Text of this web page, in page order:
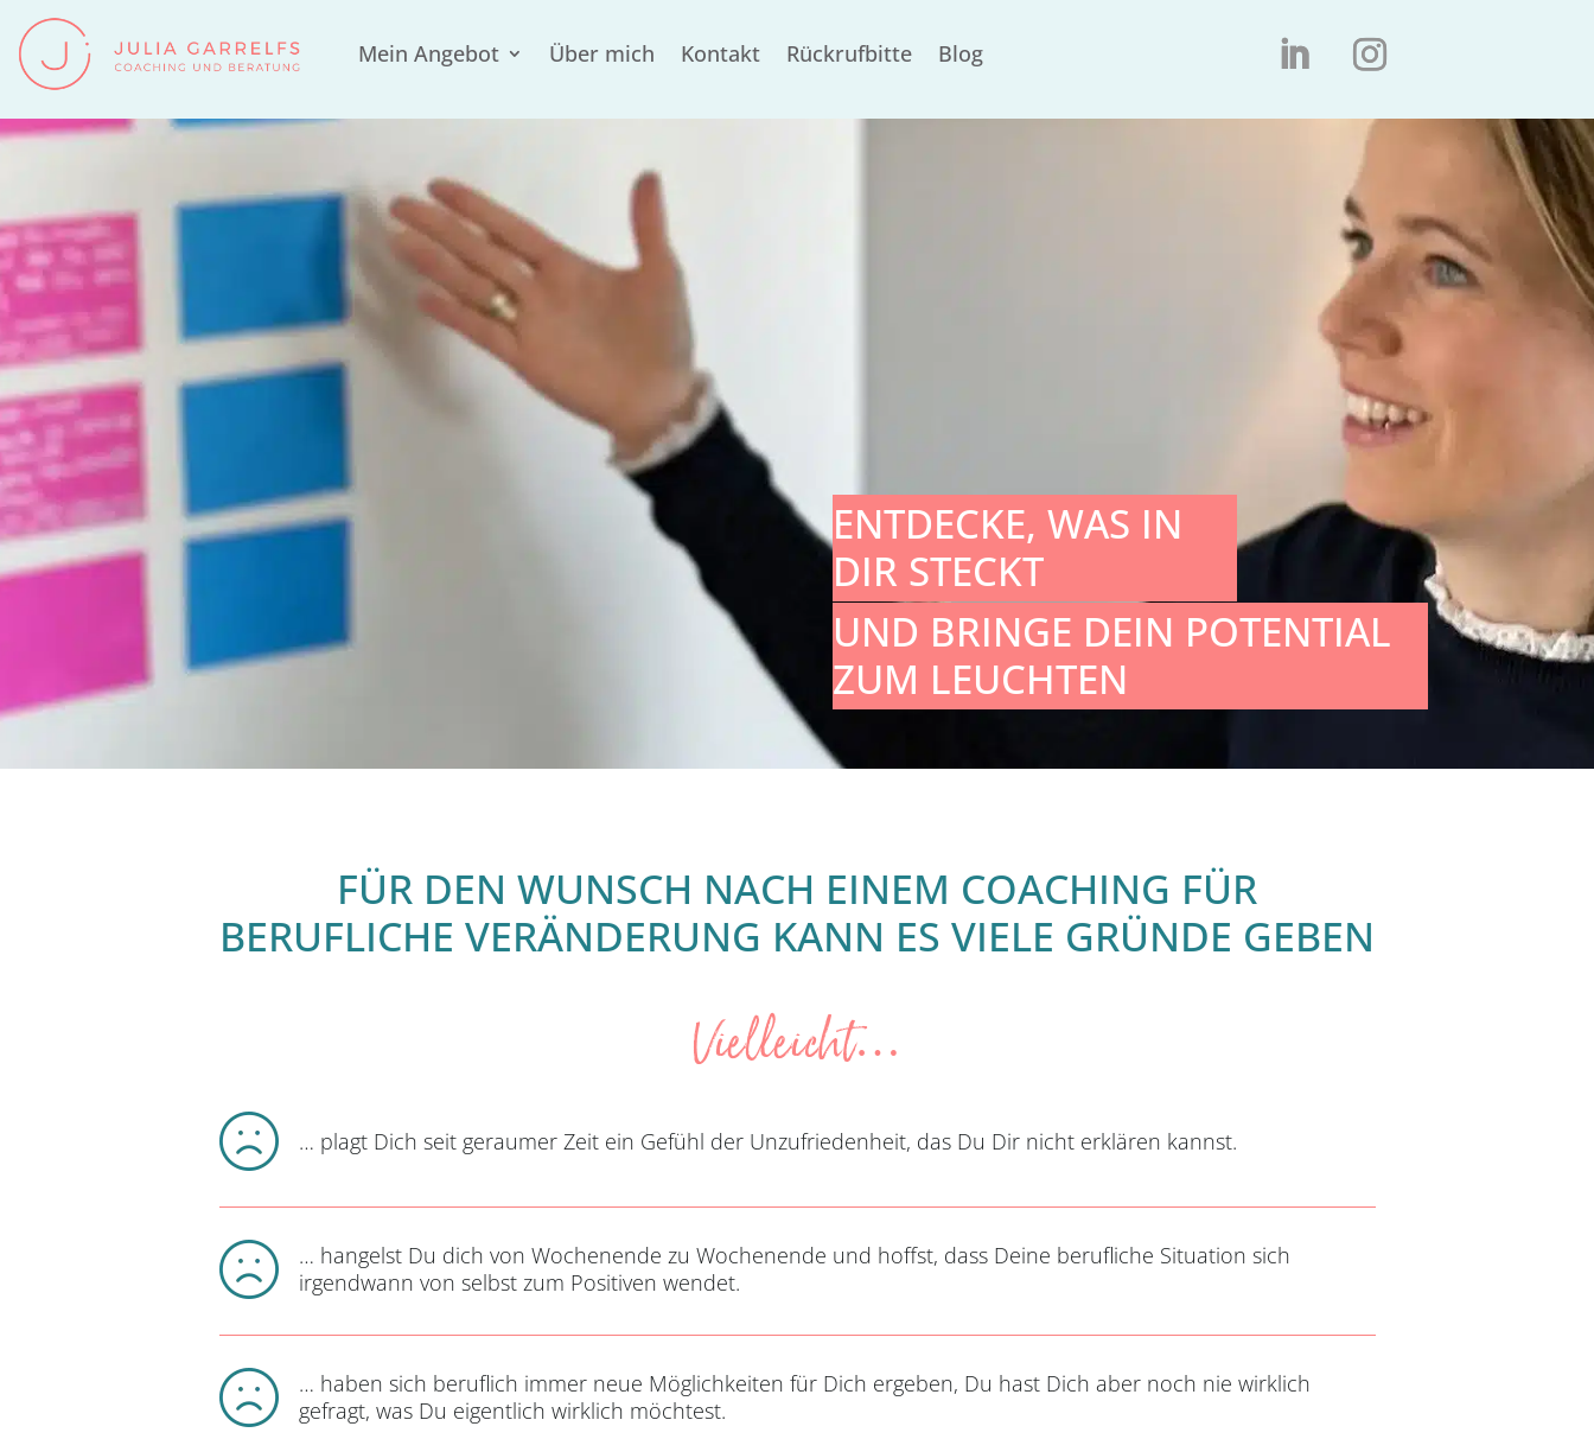
Mein Angebot Über mich Kontakt Rückrufbitte Blog
ENTDECKE, WAS IN
DIR STECKT
UND BRINGE DEIN POTENTIAL
ZUM LEUCHTEN
FÜR DEN WUNSCH NACH EINEM COACHING FÜR
BERUFLICHE VERÄNDERUNG KANN ES VIELE GRÜNDE GEBEN
Vielleicht…
… plagt Dich seit geraumer Zeit ein Gefühl der Unzufriedenheit, das Du Dir nicht erklären kannst.
… hangelst Du dich von Wochenende zu Wochenende und hoffst, dass Deine berufliche Situation sich
irgendwann von selbst zum Positiven wendet.
… haben sich beruflich immer neue Möglichkeiten für Dich ergeben, Du hast Dich aber noch nie wirklich
gefragt, was Du eigentlich wirklich möchtest.